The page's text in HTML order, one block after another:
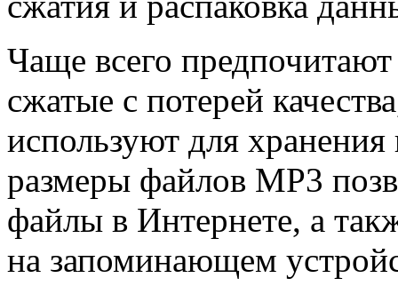
Чаще всего
сжатые с потерей
используют для
размеры файлов MP3
файлы в Интернете, а
на запоминающем